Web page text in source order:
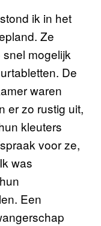
ik in het
Ze
mogelijk
De
waren
er zo rustig uit,
kleuters
voor ze,
was
Een